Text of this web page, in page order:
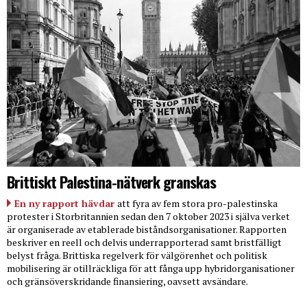
Brittiskt Palestina-nätverk granskas
En ny rapport hävdar att fyra av fem stora pro-palestinska
protester i Storbritannien sedan den 7 oktober 2023 i själva verket
är organiserade av etablerade biståndsorganisationer. Rapporten
beskriver en reell och delvis underrapporterad samt bristfälligt
belyst fråga. Brittiska regelverk för välgörenhet och politisk
mobilisering är otillräckliga för att fånga upp hybridorganisationer
och gränsöverskridande finansiering, oavsett avsändare.